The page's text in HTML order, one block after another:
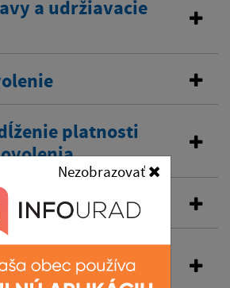
Nezobrazovať
a udržiavacie
platnosti
územného